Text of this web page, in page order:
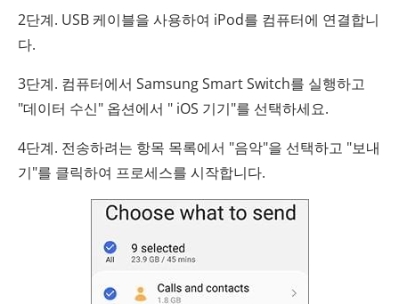
2단계. USB 케이블을 사용하여 iPod를 컴퓨터에 연결합니
다.
3단계. 컴퓨터에서 Samsung Smart Switch를 실행하고
"데이터 수신" 옵션에서 " iOS 기기"를 선택하세요.
4단계. 전송하려는 항목 목록에서 "음악"을 선택하고 "보내
기"를 클릭하여 프로세스를 시작합니다.